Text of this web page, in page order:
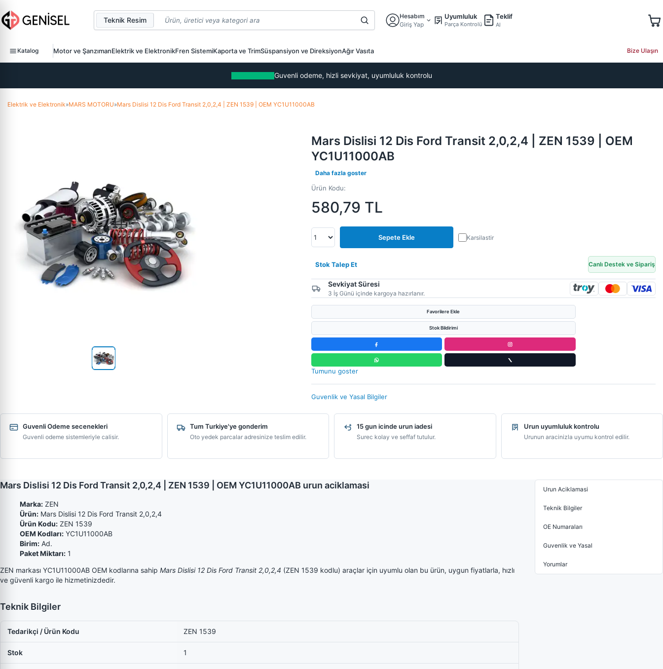
Teknik Resim
Hesabım
Giriş Yap
Uyumluluk
Parça Kontrolü
Teklif
Al
Katalog Motor ve ŞanzımanElektrik ve ElektronikFren SistemiKaporta ve TrimSüspansiyon ve DireksiyonAğır Vasıta Bize Ulaşın
Guvenli odeme, hizli sevkiyat, uyumluluk kontrolu
Elektrik ve Elektronik»MARS MOTORU»Mars Dislisi 12 Dis Ford Transit 2,0,2,4 | ZEN 1539 | OEM YC1U11000AB
Mars Dislisi 12 Dis Ford Transit 2,0,2,4 | ZEN 1539 | OEM
YC1U11000AB
Daha fazla goster
Ürün Kodu:
580,79 TL
Sepete Ekle Karsilastir
Stok Talep Et Canlı Destek ve Sipariş
Sevkiyat Süresi
3 İş Günü içinde kargoya hazırlanır.
Favorilere Ekle
Stok Bildirimi
Tumunu goster
Guvenlik ve Yasal Bilgiler
Guvenli Odeme secenekleri
Guvenli odeme sistemleriyle calisir.
Tum Turkiye'ye gonderim
Oto yedek parcalar adresinize teslim edilir.
15 gun icinde urun iadesi
Surec kolay ve seffaf tutulur.
Urun uyumluluk kontrolu
Urunun aracinizla uyumu kontrol edilir.
Mars Dislisi 12 Dis Ford Transit 2,0,2,4 | ZEN 1539 | OEM YC1U11000AB urun aciklamasi
Marka: ZEN
Ürün: Mars Dislisi 12 Dis Ford Transit 2,0,2,4
Ürün Kodu: ZEN 1539
OEM Kodları: YC1U11000AB
Birim: Ad.
Paket Miktarı: 1
ZEN markası YC1U11000AB OEM kodlarına sahip Mars Dislisi 12 Dis Ford Transit 2,0,2,4 (ZEN 1539 kodlu) araçlar için uyumlu olan bu ürün, uygun fiyatlarla, hızlı
ve güvenli kargo ile hizmetinizdedir.
Teknik Bilgiler
Tedarikçi / Ürün Kodu ZEN 1539
Stok 1
Urun Aciklamasi
Teknik Bilgiler
OE Numaraları
Guvenlik ve Yasal
Yorumlar